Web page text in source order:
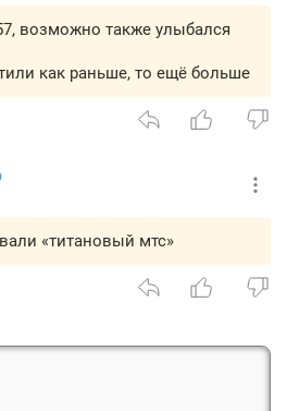
возможно также улыбался
как раньше, то ещё больше
«титановый мтс»